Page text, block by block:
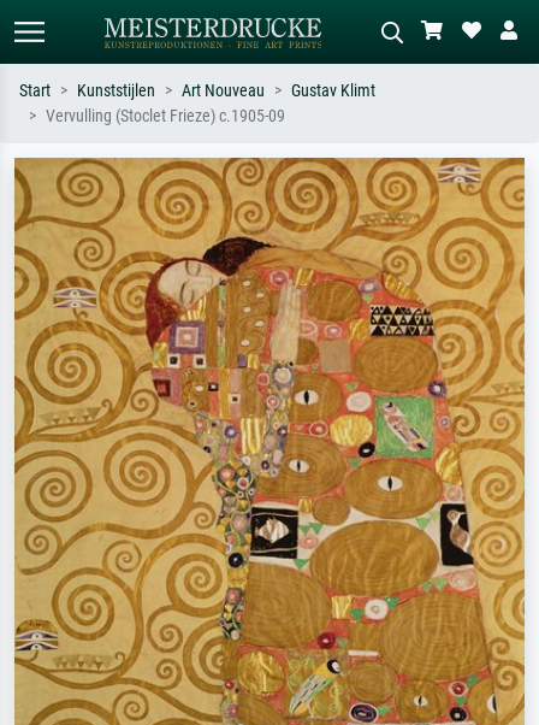
Zoek op kunstenaar, titel of stijl – bijv.
Monet, Sterrennacht, impressionisme,
Hokusai-golf, naakt.
Beschrijf de scène – bijv. groene
weide, abstract met veel rood, donker
olieverfschilderij, staand naakt naast
een boom.
Start Kunststijlen Art Nouveau
Gustav Klimt
Vervulling (Stoclet Frieze) c.1905-09